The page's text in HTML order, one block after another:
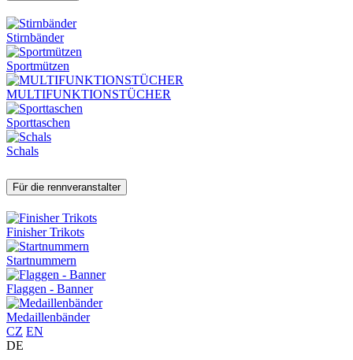
Stirnbänder
Sportmützen
MULTIFUNKTIONSTÜCHER
Sporttaschen
Schals
Für die rennveranstalter
Finisher Trikots
Startnummern
Flaggen - Banner
Medaillenbänder
CZ EN
DE